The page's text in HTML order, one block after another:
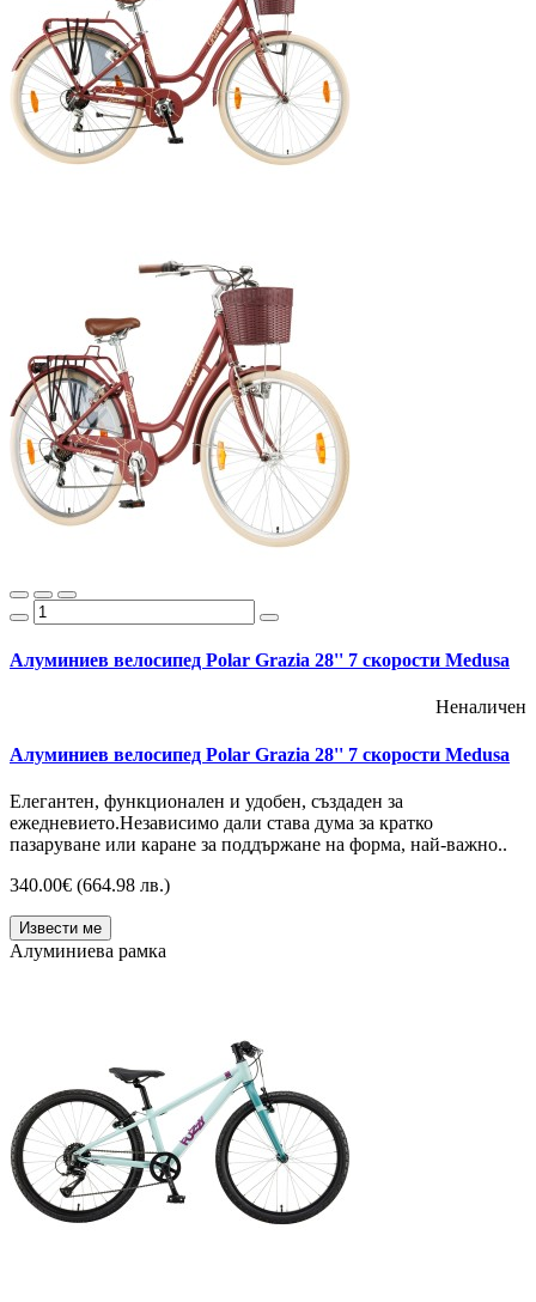
Алуминиев велосипед Polar Grazia 28'' 7 скорости Medusa
Неналичен
Алуминиев велосипед Polar Grazia 28'' 7 скорости Medusa
Елегантен, функционален и удобен, създаден за
ежедневието.Независимо дали става дума за кратко
пазаруване или каране за поддържане на форма, най-важно..
340.00€ (664.98 лв.)
Извести ме
Алуминиева рамка